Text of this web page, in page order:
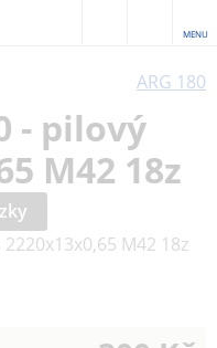
MENU
ARG 180
- pilový
M42 18z